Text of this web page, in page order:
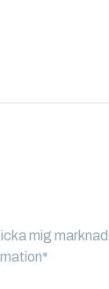
mig
*